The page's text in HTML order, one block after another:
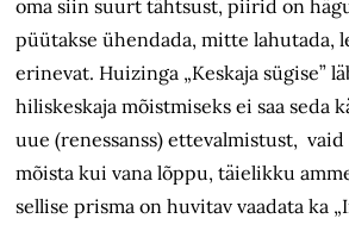
oma siin suurt tähtsust, piirid on
püütakse ühendada, mitte lahutada,
erinevat. Huizinga „Keskaja sügise”
hiliskeskaja mõistmiseks ei saa seda
uue (renessanss) ettevalmistust,
mõista kui vana lõppu, täielikku
sellise prisma on huvitav vaadata ka